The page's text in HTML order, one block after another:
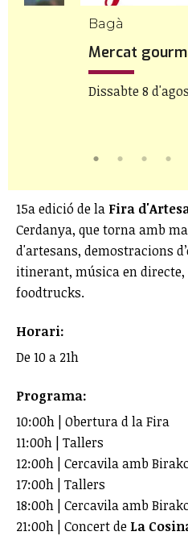
Bagà
Mercat
Dissabte 8
15a edició de la Fira
Cerdanya, que torna amb
d'artesans, demostracions
itinerant, música en
foodtrucks.
Horari:
De 10 a 21h
Programa:
10:00h | Obertura d la Fira
11:00h | Tallers
12:00h | Cercavila amb
17:00h | Tallers
18:00h | Cercavila amb
21:00h | Concert de La